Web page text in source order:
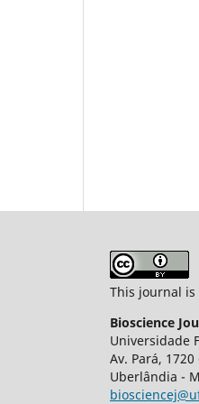
This journal
Bioscience
Universidade
Av. Pará,
Uberlândia -